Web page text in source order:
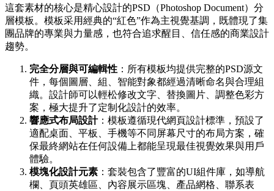
這套素材的核心是精心設計的PSD（Photoshop Document）分
層模板。模板采用經典的“紅色”作為主視覺基調，既體現了集
團品牌的專業與力量感，也符合追求醒目、信任感的商業設計
趨勢。
完全分層與可編輯性 ：所有模板均提供完整的PSD源文
件，每個圖層、組、智能對象都經過清晰命名與合理組
織。設計師可以輕松修改文字、替換圖片、調整色彩方
案，極大提升了定制化設計的效率。
響應式布局設計：模板遵循現代網頁設計標準，預設了
適配桌面、平板、手機等不同屏幕尺寸的布局方案，確
保最終網站在任何設備上都能呈現最佳視覺效果與用戶
體驗。
模塊化設計元素 ：套裝包含了豐富的UI組件庫，如導航
欄、頁頭英雄區、內容展示區塊、產品網格、聯系表